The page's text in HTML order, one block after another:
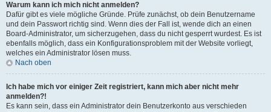
Warum kann ich mich nicht anmelden?
Dafür gibt es viele mögliche Gründe. Prüfe zunächst, ob dein Benutzername
und dein Passwort richtig sind. Wenn dies der Fall ist, wende dich an einen
Board-Administrator, um sicherzugehen, dass du nicht gesperrt wurdest. Es ist
ebenfalls möglich, dass ein Konfigurationsproblem mit der Website vorliegt,
welches ein Administrator lösen muss.
Nach oben
Ich habe mich vor einiger Zeit registriert, kann mich aber nicht mehr
anmelden?!
Es kann sein, dass ein Administrator dein Benutzerkonto aus verschieden